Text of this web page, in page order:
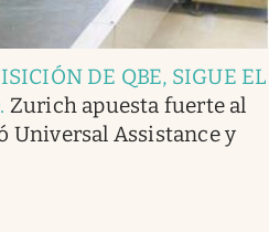
DE QBE, SIGUE EL
. Zurich apuesta fuerte al
Universal Assistance y